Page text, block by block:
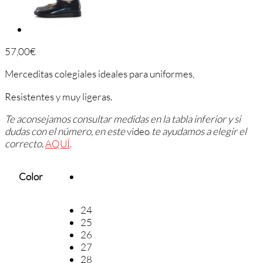
57,00€
Merceditas colegiales ideales para uniformes,
Resistentes y muy ligeras.
Te aconsejamos consultar medidas en la tabla inferior y si
dudas con el número, en estevídeo te ayudamos a elegir el
correcto.AQUÍ.
Color
24
25
26
27
28